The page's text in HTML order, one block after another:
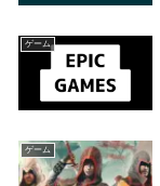
ゲーム
ゲーム